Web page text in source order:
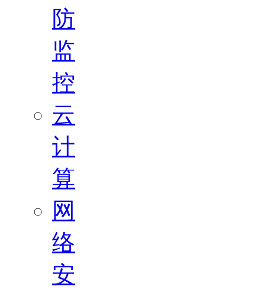
防
监
控
云
计
算
网
络
安